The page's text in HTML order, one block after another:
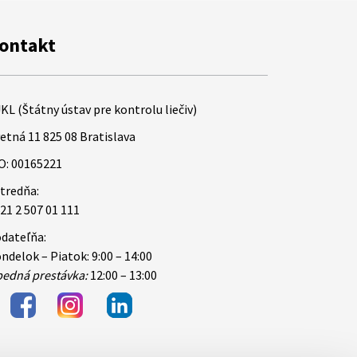
(Štátny ústav pre kontrolu liečiv)
11 825 08 Bratislava
00165221
2 507 01 111
– Piatok: 9:00 – 14:00
prestávka:12:00 – 13:00